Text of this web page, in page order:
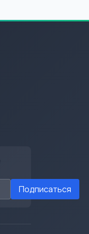
Подписаться